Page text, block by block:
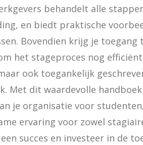
behandelt alle
en biedt praktische
Bovendien krijg je
het stageproces nog
ook toegankelijk
Met dit waardevolle
je organisatie voor
ervaring voor zowel
succes en investeer in de